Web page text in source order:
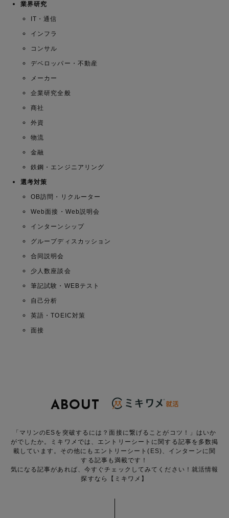
業界研究
IT・通信
インフラ
コンサル
デベロッパー・不動産
メーカー
企業研究全般
商社
外資
物流
金融
鉄鋼・エンジニアリング
選考対策
OB訪問・リクルーター
Web面接・Web説明会
インターンシップ
グループディスカッション
合同説明会
少人数座談会
筆記試験・WEBテスト
自己分析
英語・TOEIC対策
面接
ABOUT
「マリンのESを突破するには？面接に繋げることがコツ！」はいか
がでしたか。ミキワメでは、エントリーシートに関する記事を多数掲
載しています。その他にもエントリーシート(ES)、インターンに関
する記事も満載です！
気になる記事があれば、今すぐチェックしてみてください！就活情報
探すなら【ミキワメ】